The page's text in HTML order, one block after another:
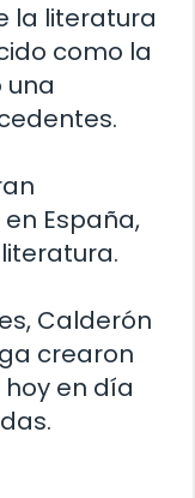
la literatura
como la
una
España,
Calderón
crearon
en día